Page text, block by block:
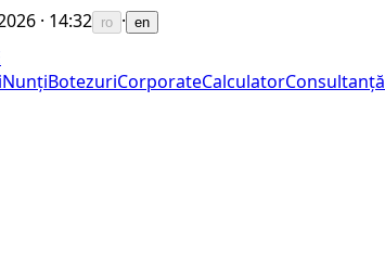
· 14:32 ro · en
NunțiBotezuriCorporateCalculatorConsultanță